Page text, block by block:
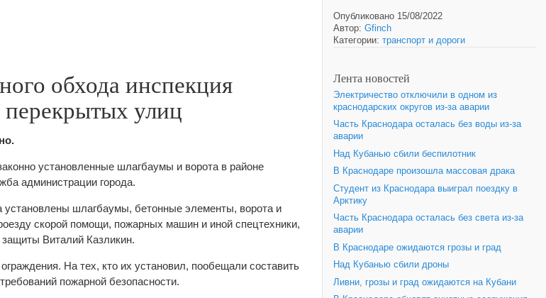
обхода инспекция
улиц
установленные шлагбаумы и ворота в районе
администрации города.
установлены шлагбаумы, бетонные элементы, ворота и
скорой помощи, пожарных машин и иной спецтехники,
Виталий Казликин.
На тех, кто их установил, пообещали составить
пожарной безопасности.
Опубликовано 15/08/2022
Автор: Gfinch
Категории: транспорт и дороги
Лента новостей
Электричество отключили в одном из
краснодарских округов из-за аварии
Часть Краснодара осталась без воды из-за
аварии
Над Кубанью сбили беспилотник
В Краснодаре произошла массовая драка
Студент из Краснодара выиграл поездку в
Арктику
Часть Краснодара осталась без света из-за
аварии
В Краснодаре ожидаются грозы и град
Над Кубанью сбили дроны
Ливни, грозы и град ожидаются на Кубани